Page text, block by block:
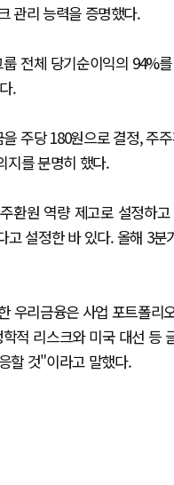
관리 능력을 증명했다.
전체 당기순이익의 94%
.
주당 180원으로 결정, 주
지를 분명히 했다.
환원 역량 제고로 설정하
설정한 바 있다. 올해 3
우리금융은 사업 포트폴리
적 리스크와 미국 대선 등
할 것"이라고 말했다.